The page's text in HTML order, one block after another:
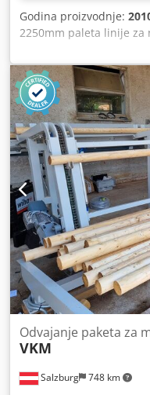
Godina proizvodnje:
2250mm paleta linije za
Dkodpfjpy H Erjx Acdor
Viljuškar (maksimalno
Salzburg 748 km
Odvajanje paketa za
VKM